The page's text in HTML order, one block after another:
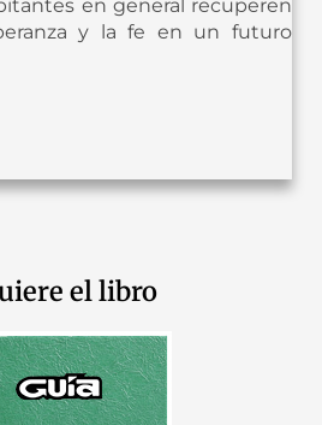
en general recuperen
y la fe en un futuro
el libro